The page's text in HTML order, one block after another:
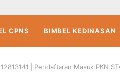
CPNS BIMBEL KEDINASAN
| Pendaftaran Masuk PKN